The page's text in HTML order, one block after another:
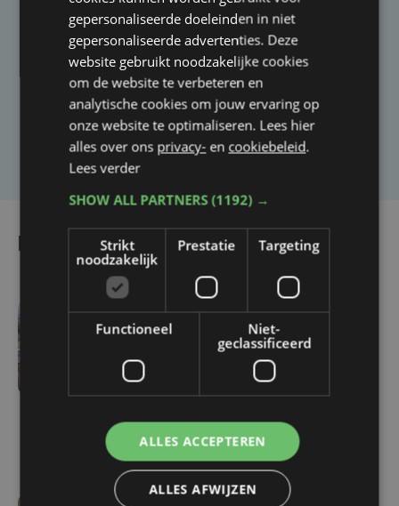
Taalfout opgemerkt?
Heb je een taal- of schrijffout opgemerkt in dit
artikel?
Laat het ons weten
Lees ook
do 6 augustus | 16:44
Veurne moet zo'n twee
onrechtmatig
terugbetalen
gepersonaliseerde doeleinden in niet
gepersonaliseerde advertenties. Deze
website gebruikt noodzakelijke cookies
om de website te verbeteren en
analytische cookies om jouw ervaring op
onze website te optimaliseren. Lees hier
alles over ons privacy- en cookiebeleid.
Lees verder
SHOW ALL PARTNERS(1192) →
Strikt
noodzakelijk
Prestatie Targeting
Functioneel
Niet-
geclassificeerd
ALLES ACCEPTEREN
ALLES AFWIJZEN